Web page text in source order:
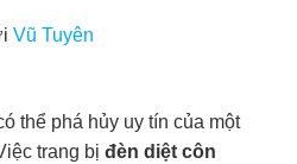
Vũ Tuyên
thể phá hủy uy tín của một
trang bị đèn diệt côn